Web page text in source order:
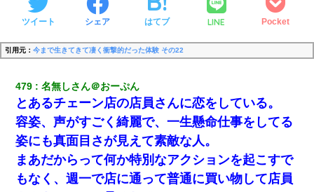
ツイート シェア はてブ LINE Pocket
引用元： 今まで生きてきて凄く衝撃的だった体験 その22
479 名無しさん＠おーぷん
とあるチェーン店の店員さんに恋をしている。
容姿、声がすごく綺麗で、一生懸命仕事をしてる
姿にも真面目さが見えて素敵な人。
まあだからって何か特別なアクションを起こすで
もなく、週一で店に通って普通に買い物して店員